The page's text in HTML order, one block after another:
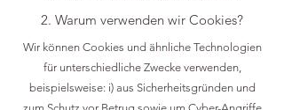
2. Warum verwenden wir Cookies?
Wir können Cookies und ähnliche Technologien
für unterschiedliche Zwecke verwenden,
beispielsweise: i) aus Sicherheitsgründen und